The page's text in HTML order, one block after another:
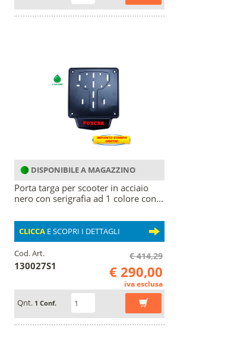
DISPONIBILE A MAGAZZINO
Porta targa per scooter in acciaio
nero con serigrafia ad 1 colore con...
CLICCA E SCOPRI I DETTAGLI
Cod. Art.
130027S1
€ 414,29
€ 290,00
iva esclusa
Qnt. 1 Conf.